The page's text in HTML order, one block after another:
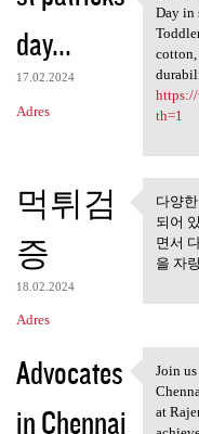
day...
17.02.2024
Adres
GetDay in
cotton,
th=1
먹튀검
증
18.02.2024
Adres
다양
한
다양
되어
면서
을 자
Advocates
in Chennai
Join
Join
at